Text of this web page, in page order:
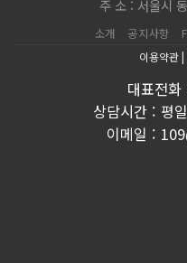
주 소 : 서울시
소개 공지사항
이용약관|
대표전
상담시간 : 평
이메일 :